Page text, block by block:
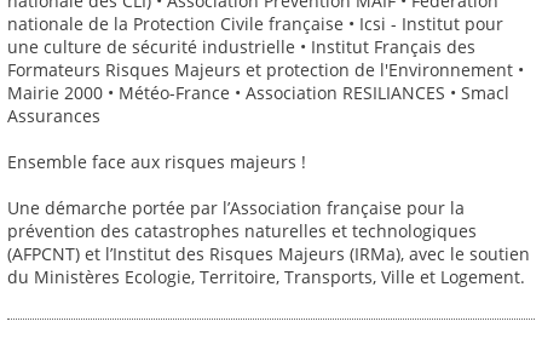
nationale de la Protection Civile française • Icsi - Institut pour
une culture de sécurité industrielle • Institut Français des
Formateurs Risques Majeurs et protection de l'Environnement •
Mairie 2000 • Météo-France • Association RESILIANCES • Smacl
Assurances
Ensemble face aux risques majeurs !
Une démarche portée par l’Association française pour la
prévention des catastrophes naturelles et technologiques
(AFPCNT) et l’Institut des Risques Majeurs (IRMa), avec le soutien
du Ministères Ecologie, Territoire, Transports, Ville et Logement.